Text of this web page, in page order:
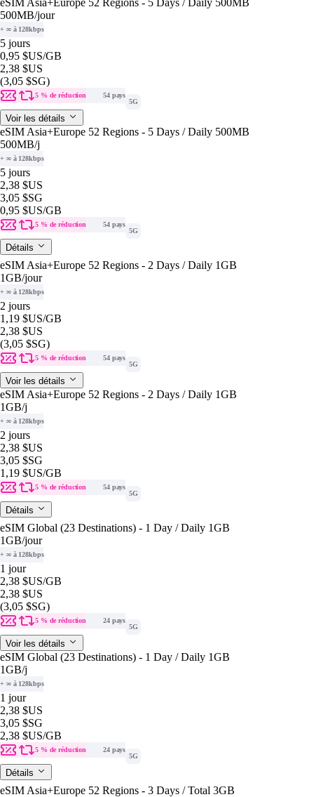
500MB/jour
+ ∞ à 128kbps
5 jours
0,95 $US/GB
2,38 $US
(3,05 $SG)
5 % de réduction
54 pays
5G
Voir les détails
eSIM Asia+Europe 52 Regions - 5 Days / Daily 500MB
500MB/j
+ ∞ à 128kbps
5 jours
2,38 $US
3,05 $SG
0,95 $US/GB
5 % de réduction
54 pays
5G
Détails
eSIM Asia+Europe 52 Regions - 2 Days / Daily 1GB
1GB/jour
+ ∞ à 128kbps
2 jours
1,19 $US/GB
2,38 $US
(3,05 $SG)
5 % de réduction
54 pays
5G
Voir les détails
eSIM Asia+Europe 52 Regions - 2 Days / Daily 1GB
1GB/j
+ ∞ à 128kbps
2 jours
2,38 $US
3,05 $SG
1,19 $US/GB
5 % de réduction
54 pays
5G
Détails
eSIM Global (23 Destinations) - 1 Day / Daily 1GB
1GB/jour
+ ∞ à 128kbps
1 jour
2,38 $US/GB
2,38 $US
(3,05 $SG)
5 % de réduction
24 pays
5G
Voir les détails
eSIM Global (23 Destinations) - 1 Day / Daily 1GB
1GB/j
+ ∞ à 128kbps
1 jour
2,38 $US
3,05 $SG
2,38 $US/GB
5 % de réduction
24 pays
5G
Détails
eSIM Asia+Europe 52 Regions - 3 Days / Total 3GB